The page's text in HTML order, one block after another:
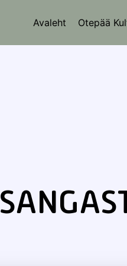
Avaleht Otepää